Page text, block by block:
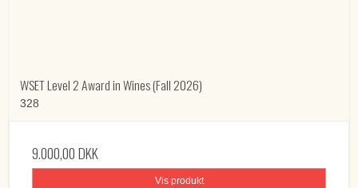
WSET Level 2 Award in Wines (Fall 2026)
328
9.000,00 DKK
Vis produkt